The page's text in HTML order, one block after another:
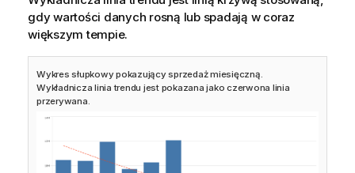
gdy wartości danych rosną lub spadają w coraz
większym tempie.
Wykres słupkowy pokazujący sprzedaż miesięczną.
Wykładnicza linia trendu jest pokazana jako czerwona linia
przerywana.